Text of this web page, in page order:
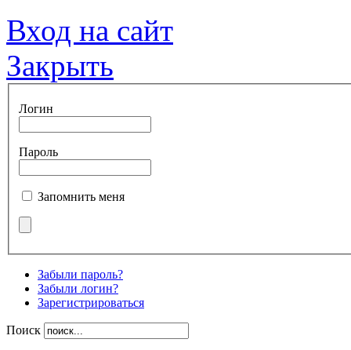
Вход на сайт
Закрыть
Логин
Пароль
Запомнить меня
Забыли пароль?
Забыли логин?
Зарегистрироваться
Поиск